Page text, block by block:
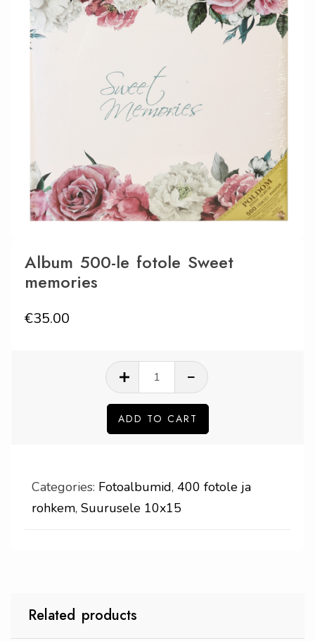
Album 500-le fotole Sweet
memories
€35.00
Album
500-
le
fotole
quantity
ADD TO CART
Categories: Fotoalbumid, 400 fotole ja
rohkem, Suurusele 10x15
Related products